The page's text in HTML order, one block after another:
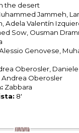
the desert
Jammeh,
Adela Valentín
Sow, Ousman
Genovese,
Oberosler,
Andrea Oberosler
Zabbara
8′